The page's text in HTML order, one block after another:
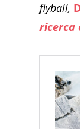
flyball,
ricerca